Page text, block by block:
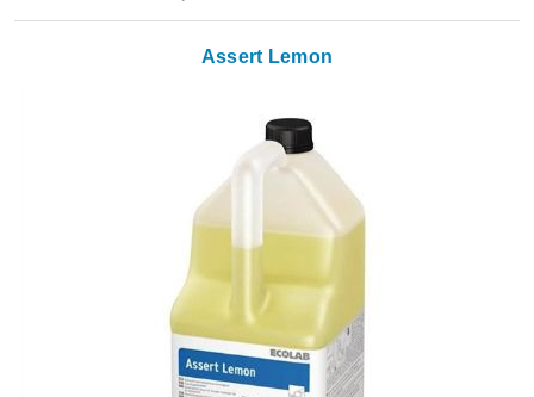
Assert Lemon